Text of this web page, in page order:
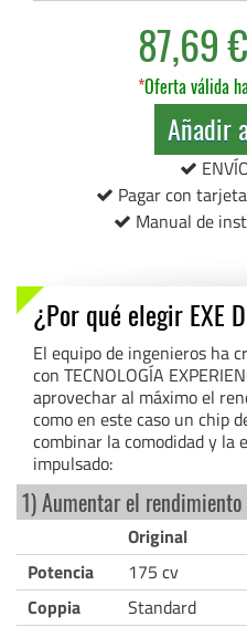
87,69 €
*Oferta válida
Añadir
Pagar con
Manual de
¿Por qué elegir EXE
El equipo de ingenieros ha
con TECNOLOGÍA
aprovechar al máximo el
como en este caso un chip
combinar la comodidad y la
impulsado:
1) Aumentar el
Original
Potencia
175 cv
Coppia
Standard